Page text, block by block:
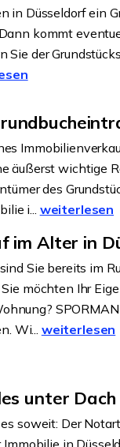
in Düsseldorf ein
kommt
Sie der
äußerst wichtige
des
i... weiterlesen
im Alter in
Sie bereits im
möchten Ihr
Wi... weiterlesen
unter Dach
soweit: Der
in